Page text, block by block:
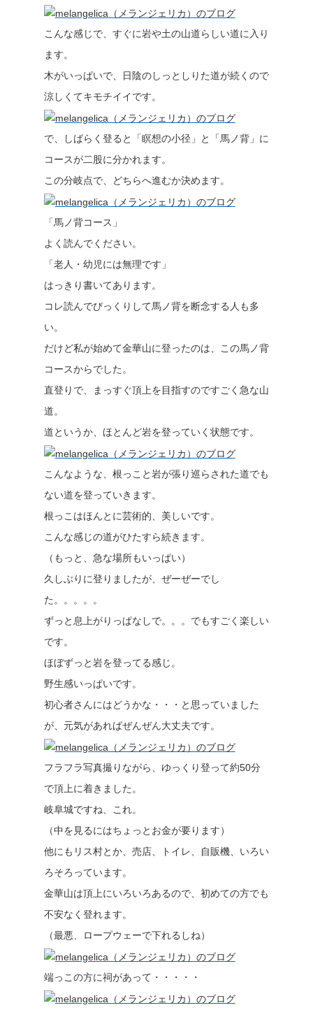
こんな感じで、すぐに岩や土の山道らしい道に入り
ます。
木がいっぱいで、日陰のしっとしりた道が続くので
涼しくてキモチイイです。
で、しばらく登ると「瞑想の小径」と「馬ノ背」に
コースが二股に分かれます。
この分岐点で、どちらへ進むか決めます。
「馬ノ背コース」
よく読んでください。
「老人・幼児には無理です」
はっきり書いてあります。
コレ読んでびっくりして馬ノ背を断念する人も多
い。
だけど私が始めて金華山に登ったのは、この馬ノ背
コースからでした。
直登りで、まっすぐ頂上を目指すのですごく急な山
道。
道というか、ほとんど岩を登っていく状態です。
こんなような、根っこと岩が張り巡らされた道でも
ない道を登っていきます。
根っこはほんとに芸術的、美しいです。
こんな感じの道がひたすら続きます。
（もっと、急な場所もいっぱい）
久しぶりに登りましたが、ぜーぜーでし
た。。。。。
ずっと息上がりっぱなしで。。。でもすごく楽しい
です。
ほぼずっと岩を登ってる感じ。
野生感いっぱいです。
初心者さんにはどうかな・・・と思っていました
が、元気があればぜんぜん大丈夫です。
フラフラ写真撮りながら、ゆっくり登って約50分
で頂上に着きました。
岐阜城ですね、これ。
（中を見るにはちょっとお金が要ります）
他にもリス村とか、売店、トイレ、自販機、いろい
ろそろっています。
金華山は頂上にいろいろあるので、初めての方でも
不安なく登れます。
（最悪、ロープウェーで下れるしね）
端っこの方に祠があって・・・・・